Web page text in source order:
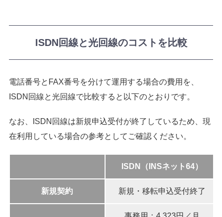
ISDN回線と光回線のコストを比較
電話番号とFAX番号を分けて運用する場合の費用を、
ISDN回線と光回線で比較すると以下のとおりです。
なお、ISDN回線は新規申込受付が終了しているため、現
在利用している場合の参考としてご確認ください。
ISDN（INSネット64）
新規契約 新規・移転申込受付終了